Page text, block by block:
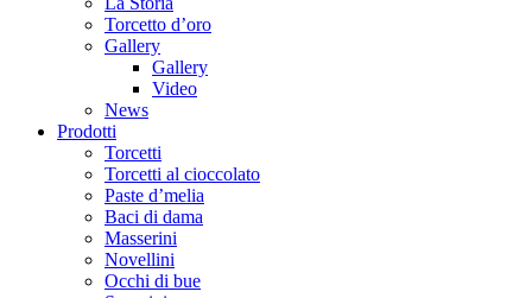
Torcetto d’oro
Gallery
Gallery
Video
News
Prodotti
Torcetti
Torcetti al cioccolato
Paste d’melia
Baci di dama
Masserini
Novellini
Occhi di bue